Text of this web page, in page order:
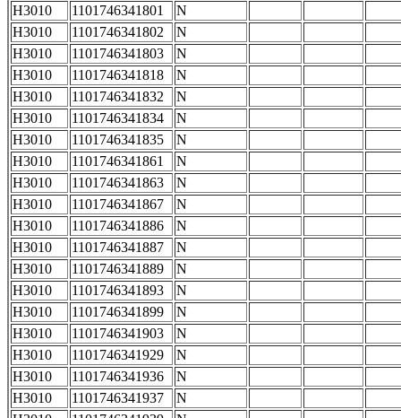
H3010
1101746341801
N
H3010
1101746341802
N
H3010
1101746341803
N
H3010
1101746341818
N
H3010
1101746341832
N
H3010
1101746341834
N
H3010
1101746341835
N
H3010
1101746341861
N
H3010
1101746341863
N
H3010
1101746341867
N
H3010
1101746341886
N
H3010
1101746341887
N
H3010
1101746341889
N
H3010
1101746341893
N
H3010
1101746341899
N
H3010
1101746341903
N
H3010
1101746341929
N
H3010
1101746341936
N
H3010
1101746341937
N